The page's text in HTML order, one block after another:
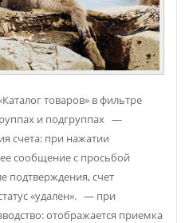
товаров» в фильтре
и подгруппах —
счета: при нажатии
сообщение с просьбой
подтверждения, счет
«удален». — при
отображается приемка